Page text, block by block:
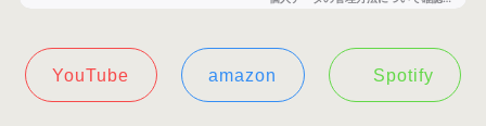
YouTube amazon Spotify